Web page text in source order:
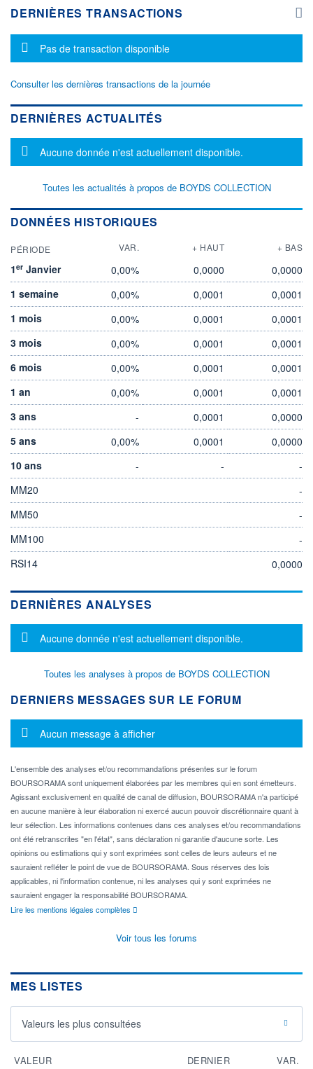
DERNIÈRES TRANSACTIONS
Message d'information
Pas de transaction disponible
Consulter les dernières transactions de la journée
DERNIÈRES ACTUALITÉS
Message d'information
Aucune donnée n'est actuellement disponible.
Toutes les actualités à propos de BOYDS COLLECTION
DONNÉES HISTORIQUES
PÉRIODE VAR. + HAUT + BAS
1er Janvier 0,00% 0,0000
0,0000
1 semaine
0,00% 0,0001
0,0001
1 mois
0,00% 0,0001
0,0001
3 mois
0,00% 0,0001
0,0001
6 mois
0,00% 0,0001
0,0001
1 an
0,00% 0,0001
0,0001
3 ans
- 0,0001
0,0000
5 ans
0,00% 0,0001
0,0000
10 ans
- -
-
MM20
-
MM50
-
MM100
-
RSI14
0,0000
DERNIÈRES ANALYSES
Message d'information
Aucune donnée n'est actuellement disponible.
Toutes les analyses à propos de BOYDS COLLECTION
DERNIERS MESSAGES SUR LE FORUM
Message d'information
Aucun message à afficher
L'ensemble des analyses et/ou recommandations présentes sur le forum
BOURSORAMA sont uniquement élaborées par les membres qui en sont émetteurs.
Agissant exclusivement en qualité de canal de diffusion, BOURSORAMA n'a participé
en aucune manière à leur élaboration ni exercé aucun pouvoir discrétionnaire quant à
leur sélection. Les informations contenues dans ces analyses et/ou recommandations
ont été retranscrites "en l'état", sans déclaration ni garantie d'aucune sorte. Les
opinions ou estimations qui y sont exprimées sont celles de leurs auteurs et ne
sauraient refléter le point de vue de BOURSORAMA. Sous réserves des lois
applicables, ni l'information contenue, ni les analyses qui y sont exprimées ne
sauraient engager la responsabilité BOURSORAMA.
Lire les mentions légales complètes
Voir tous les forums
MES LISTES
Valeurs les plus consultées
VALEUR DERNIER VAR.